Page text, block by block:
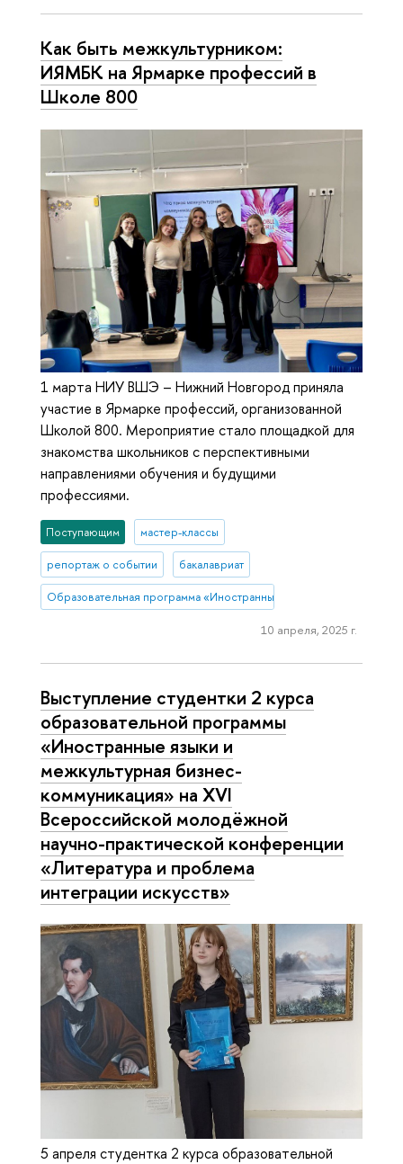
Как быть межкультурником:
ИЯМБК на Ярмарке профессий в
Школе 800
1 марта НИУ ВШЭ – Нижний Новгород приняла
участие в Ярмарке профессий, организованной
Школой 800. Мероприятие стало площадкой для
знакомства школьников с перспективными
направлениями обучения и будущими
профессиями.
Поступающим мастер-классы
репортаж о событии бакалавриат
Образовательная программа «Иностранные языки и
10 апреля, 2025 г.
Выступление студентки 2 курса
образовательной программы
«Иностранные языки и
межкультурная бизнес-
коммуникация» на XVI
Всероссийской молодёжной
научно-практической конференции
«Литература и проблема
интеграции искусств»
5 апреля студентка 2 курса образовательной